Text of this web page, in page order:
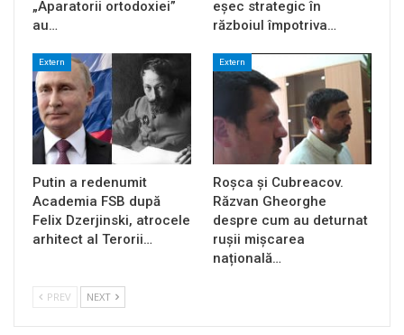
„Aparatorii ortodoxiei”
au…
eșec strategic în
războiul împotriva…
Extern
Putin a redenumit
Academia FSB după
Felix Dzerjinski, atrocele
arhitect al Terorii…
Extern
Roșca și Cubreacov.
Răzvan Gheorghe
despre cum au deturnat
rușii mișcarea
națională…
PREV NEXT